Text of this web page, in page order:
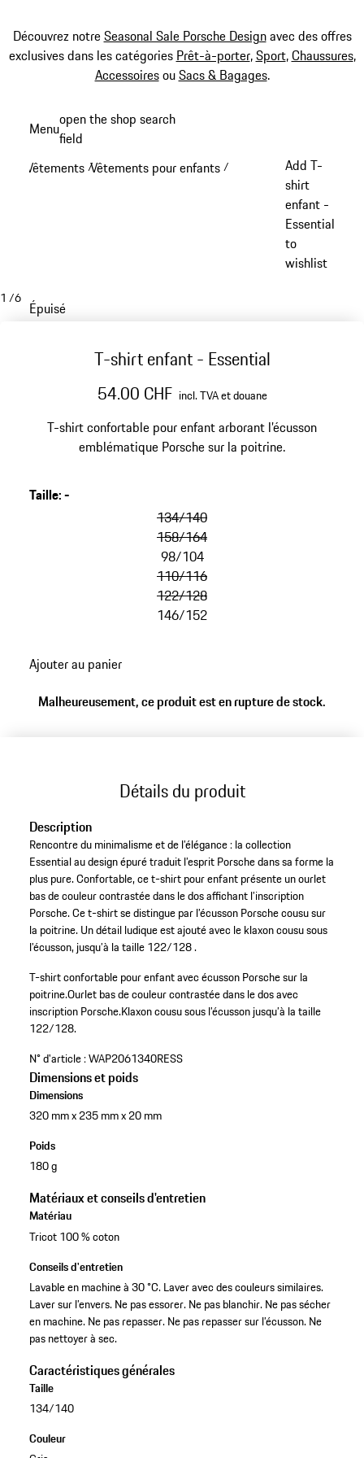
Découvrez notreSeasonal Sale Porsche Designavec des offres
exclusives dans les catégories Prêt-à-porter,Sport,Chaussures,
AccessoiresouSacs & Bagages.
principal
Menuopen the shop search
field
Vêtements /Vêtements pour enfants /
Add T-
shirt
enfant -
Essential
to
wishlist
1 /6
Épuisé
T-shirt enfant - Essential
54.00 CHF incl. TVA et douane
T-shirt confortable pour enfant arborant l’écusson
emblématique Porsche sur la poitrine.
Taille:-
134/140
158/164
98/104
110/116
122/128
146/152
Ajouter au panier
Malheureusement, ce produit est en rupture de stock.
Détails du produit
Description
Rencontre du minimalisme et de l’élégance : la collection
Essential au design épuré traduit l’esprit Porsche dans sa forme la
plus pure. Confortable, ce t-shirt pour enfant présente un ourlet
bas de couleur contrastée dans le dos affichant l’inscription
Porsche. Ce t-shirt se distingue par l’écusson Porsche cousu sur
la poitrine. Un détail ludique est ajouté avec le klaxon cousu sous
l’écusson, jusqu’à la taille 122/128 .
T-shirt confortable pour enfant avec écusson Porsche sur la
poitrine.Ourlet bas de couleur contrastée dans le dos avec
inscription Porsche.Klaxon cousu sous l’écusson jusqu’à la taille
122/128.
N° d'article :WAP2061340RESS
Dimensions et poids
Dimensions
320 mm x 235 mm x 20 mm
Poids
180 g
Matériaux et conseils d'entretien
Matériau
Tricot 100 % coton
Conseils d'entretien
Lavable en machine à 30 °C. Laver avec des couleurs similaires.
Laver sur l’envers. Ne pas essorer. Ne pas blanchir. Ne pas sécher
en machine. Ne pas repasser. Ne pas repasser sur l’écusson. Ne
pas nettoyer à sec.
Caractéristiques générales
Taille
134/140
Couleur